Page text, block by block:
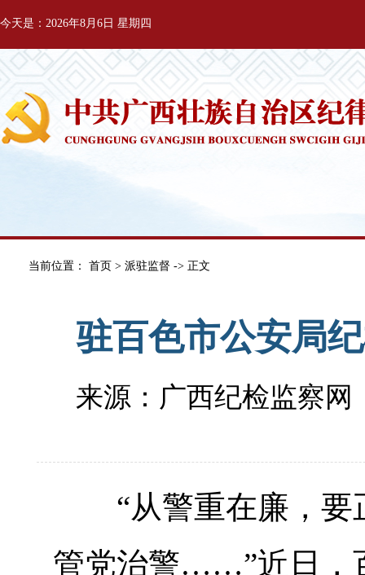
今天是：2026年8月6日 星期四
当前位置： 首页 > 派驻监督 -> 正文
驻百色市公安局
来源：广西纪检监察网
“从警重在廉，要
管党治警……”近日，